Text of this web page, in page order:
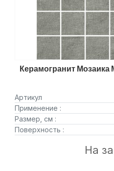
Керамогранит Мозаика
Артикул
Применение :
Размер, см :
Поверхность :
На